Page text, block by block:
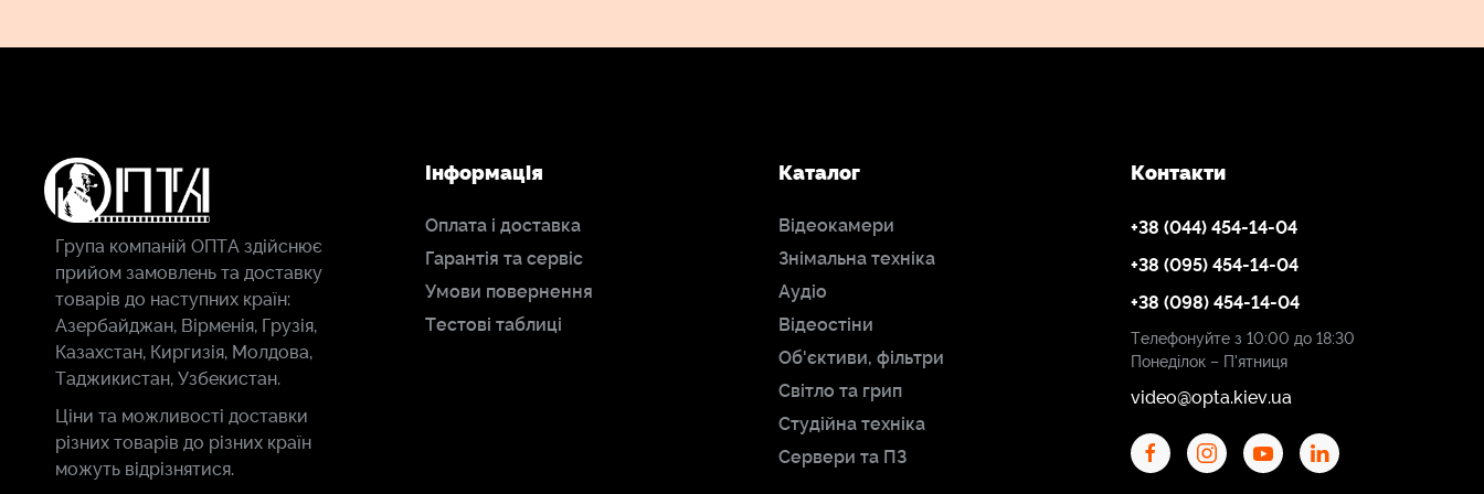
Група компаній ОПТА здійснює
прийом замовлень та доставку
товарів до наступних країн:
Азербайджан, Вірменія, Грузія,
Казахстан, Киргизія, Молдова,
Таджикистан, Узбекистан.
Ціни та можливості доставки
різних товарів до різних країн
можуть відрізнятися.
Інформація
Оплата і доставка
Гарантія та сервіс
Умови повернення
Тестові таблиці
Каталог
Відеокамери
Знімальна техніка
Аудіо
Відеостіни
Об'єктиви, фільтри
Світло та грип
Студійна техніка
Сервери та ПЗ
Контакти
+38 (044) 454-14-04
+38 (095) 454-14-04
+38 (098) 454-14-04
Телефонуйте з 10:00 до 18:30
Понеділок – П'ятниця
video@opta.kiev.ua